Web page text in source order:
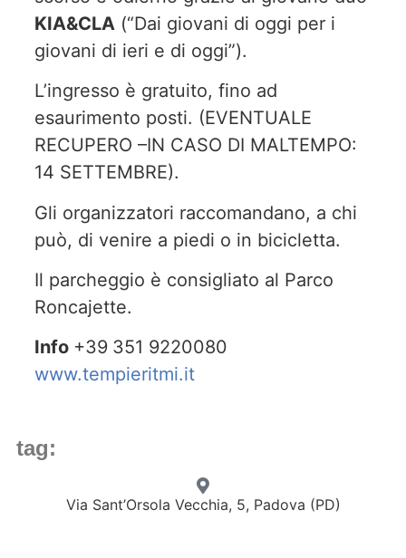
KIA&CLA (“Dai giovani di oggi per i
giovani di ieri e di oggi”).
L’ingresso è gratuito, fino ad
esaurimento posti. (EVENTUALE
RECUPERO –IN CASO DI MALTEMPO:
14 SETTEMBRE).
Gli organizzatori raccomandano, a chi
può, di venire a piedi o in bicicletta.
Il parcheggio è consigliato al Parco
Roncajette.
Info +39 351 9220080
www.tempieritmi.it
tag:
Via Sant’Orsola Vecchia, 5, Padova (PD)